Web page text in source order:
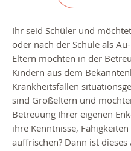
Ihr seid Schüler und
oder nach der Schule als
Eltern möchten in der
Kindern aus dem
Krankheitsfällen
sind Großeltern und
Betreuung Ihrer eigenen
ihre Kenntnisse,
auffrischen? Dann ist